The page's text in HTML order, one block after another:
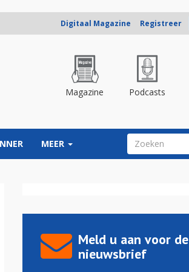
Digitaal Magazine Registreer
Magazine Podcasts
MEER ZOEKVELD
Meld u aan voor de
nieuwsbrief